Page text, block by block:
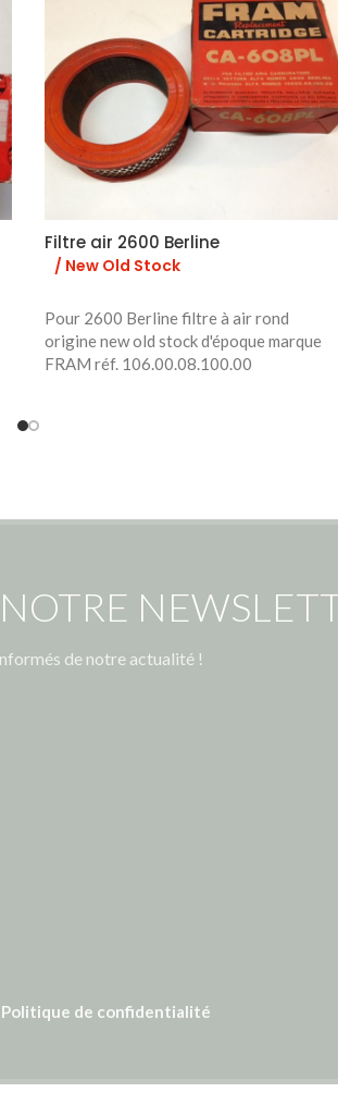
Filtre air 2600 Berline
/ New Old Stock
Pour 2600 Berline filtre à air rond
origine new old stock d'époque marque
FRAM réf. 106.00.08.100.00
de notre actualité !
Politique de confidentialité